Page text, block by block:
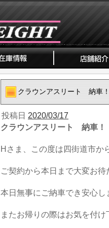
クラウンアスリート 納車
投稿日 2020/03/17
クラウンアスリート 納車！
Hさま、この度は四街道市か
ご契約から本日まで大変お
本日無事にご納車でき安心し
またお帰りの際はお気を付け